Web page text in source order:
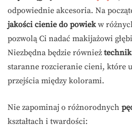
odpowiednie akcesoria. Na
jakości cienie do powiekw
pozwolą Ci nadać makijażowi
Niezbędna będzie również
staranne rozcieranie cieni, które
przejścia między kolorami.
Nie zapominaj o różnorodnych
kształtach i twardości: